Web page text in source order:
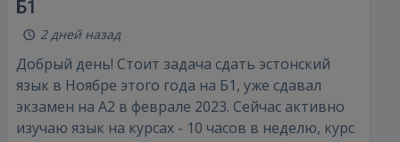
Б1
2 дней назад
Добрый день! Стоит задача сдать эстонский
язык в Ноябре этого года на Б1, уже сдавал
экзамен на А2 в феврале 2023. Сейчас активно
изучаю язык на курсах - 10 часов в неделю, курс